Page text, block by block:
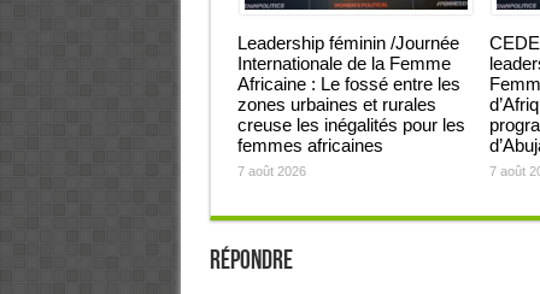
Leadership féminin /Journée
Internationale de la Femme
Africaine : Le fossé entre les
zones urbaines et rurales
creuse les inégalités pour les
femmes africaines
7 août 2026 7 août
Répondre